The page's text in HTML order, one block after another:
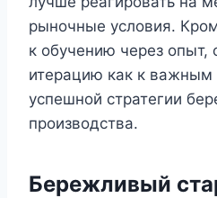
рыночные условия.
к обучению через опыт,
итерацию как к важным
успешной стратегии
производства.
Бережливый